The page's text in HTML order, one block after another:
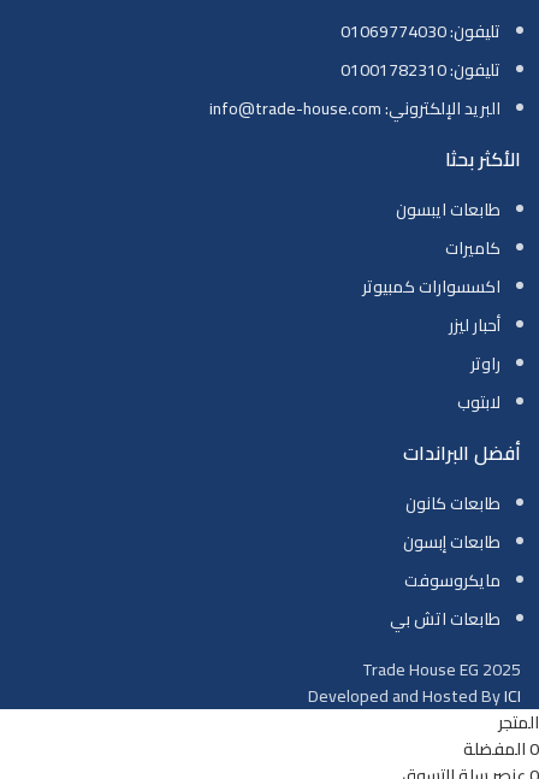
تليفون: 01069774030
تليفون: 01001782310
البريد الإلكتروني: info@trade-house.com
الأكثر بحثا
طابعات ايبسون
كاميرات
اكسسوارات كمبيوتر
أحبار ليزر
راوتر
لابتوب
أفضل البراندات
طابعات كانون
طابعات إبسون
مايكروسوفت
طابعات اتش بي
Trade House EG2025
Developed and Hosted ByICI
المتجر
0المفضلة